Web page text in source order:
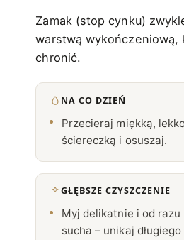
Zamak (stop cynku)
warstwą wykończeniową,
chronić.
NA CO DZIEŃ
Przecieraj miękką,
ściereczką i osuszaj.
GŁĘBSZE CZYSZCZENIE
Myj delikatnie i od
sucha – unikaj